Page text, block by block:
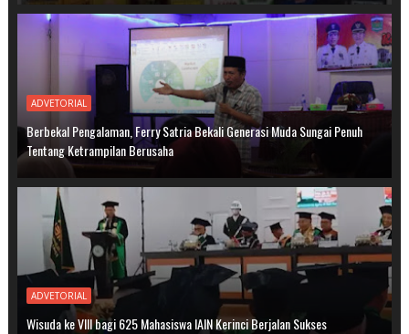
ADVETORIAL
Berbekal Pengalaman, Ferry Satria Bekali Generasi Muda Sungai Penuh
Tentang Ketrampilan Berusaha
ADVETORIAL
Wisuda ke VIII bagi 625 Mahasiswa IAIN Kerinci Berjalan Sukses